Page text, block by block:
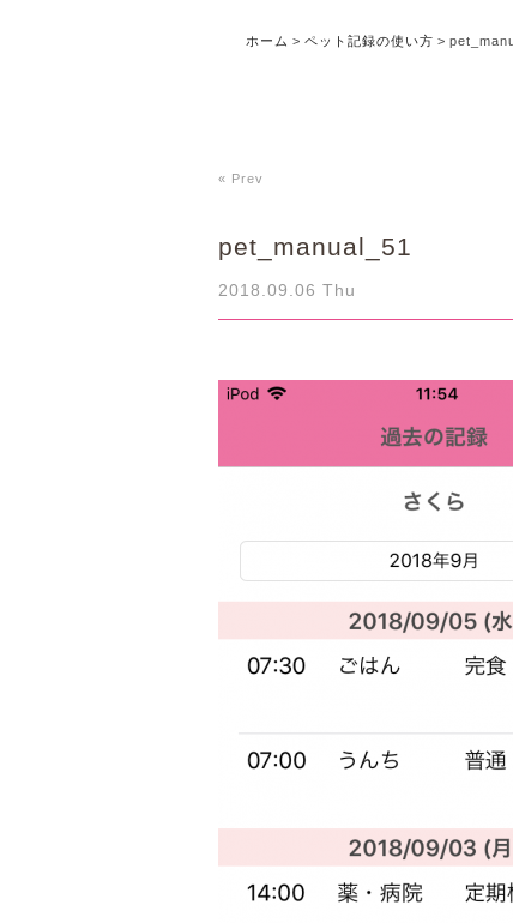
ホーム > ペット記録の使い方 >
« Prev
pet_manual_51
2018.09.06 Thu